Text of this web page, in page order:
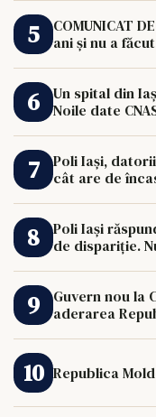
COMUNICAT
ani și nu a
Un spital din
Noile date
Poli Iași,
cât are de
Poli Iași
de dispariție.
Guvern nou la
aderarea
Republica